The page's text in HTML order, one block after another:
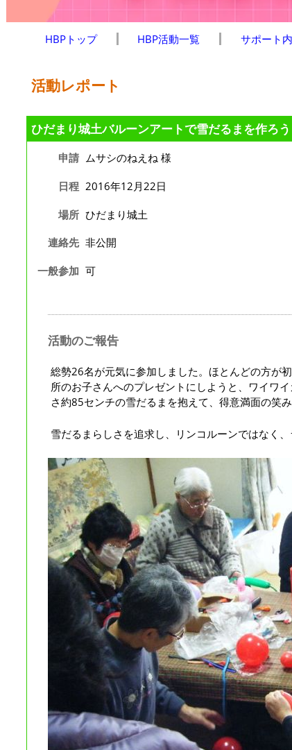
HBPトップ HBP活動一覧 サポート
活動レポート
ひだまり城土バルーンアートで雪だるまを作ろう
申請 ムサシのねえね 様
日程 2016年12月22日
場所 ひだまり城土
連絡先 非公開
一般参加 可
活動のご報告
総勢26名が元気に参加しました。ほとんどの方が
所のお子さんへのプレゼントにしようと、ワイワ
さ約85センチの雪だるまを抱えて、得意満面の笑み
雪だるまらしさを追求し、リンコルーンではなく、